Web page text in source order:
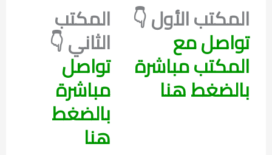
المكتب الأول 👇
تواصل مع
المكتب مباشرة
بالضغط هنا
المكتب
الثاني 👇
تواصل
مباشرة
بالضغط
هنا